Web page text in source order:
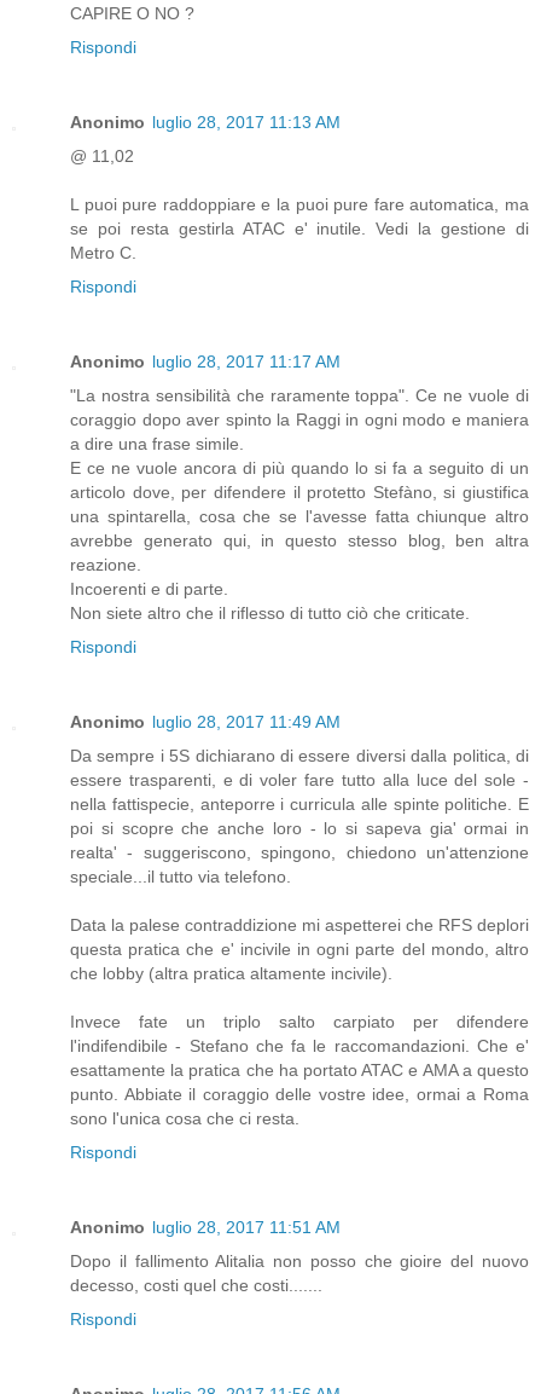
CAPIRE O NO ?
Rispondi
Anonimo luglio 28, 2017 11:13 AM
@ 11,02
L puoi pure raddoppiare e la puoi pure fare automatica, ma
se poi resta gestirla ATAC e' inutile. Vedi la gestione di
Metro C.
Rispondi
Anonimo luglio 28, 2017 11:17 AM
"La nostra sensibilità che raramente toppa". Ce ne vuole di
coraggio dopo aver spinto la Raggi in ogni modo e maniera
a dire una frase simile.
E ce ne vuole ancora di più quando lo si fa a seguito di un
articolo dove, per difendere il protetto Stefàno, si giustifica
una spintarella, cosa che se l'avesse fatta chiunque altro
avrebbe generato qui, in questo stesso blog, ben altra
reazione.
Incoerenti e di parte.
Non siete altro che il riflesso di tutto ciò che criticate.
Rispondi
Anonimo luglio 28, 2017 11:49 AM
Da sempre i 5S dichiarano di essere diversi dalla politica, di
essere trasparenti, e di voler fare tutto alla luce del sole -
nella fattispecie, anteporre i curricula alle spinte politiche. E
poi si scopre che anche loro - lo si sapeva gia' ormai in
realta' - suggeriscono, spingono, chiedono un'attenzione
speciale...il tutto via telefono.
Data la palese contraddizione mi aspetterei che RFS deplori
questa pratica che e' incivile in ogni parte del mondo, altro
che lobby (altra pratica altamente incivile).
Invece fate un triplo salto carpiato per difendere
l'indifendibile - Stefano che fa le raccomandazioni. Che e'
esattamente la pratica che ha portato ATAC e AMA a questo
punto. Abbiate il coraggio delle vostre idee, ormai a Roma
sono l'unica cosa che ci resta.
Rispondi
Anonimo luglio 28, 2017 11:51 AM
Dopo il fallimento Alitalia non posso che gioire del nuovo
decesso, costi quel che costi.......
Rispondi